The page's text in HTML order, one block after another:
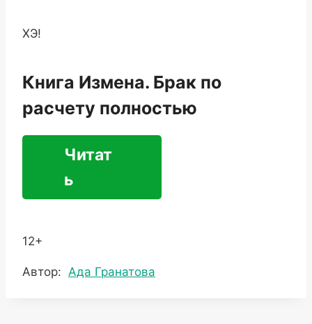
ХЭ!
Книга Измена. Брак по
расчету полностью
Читат
ь
12+
Метки
Автор: Ада Гранатова